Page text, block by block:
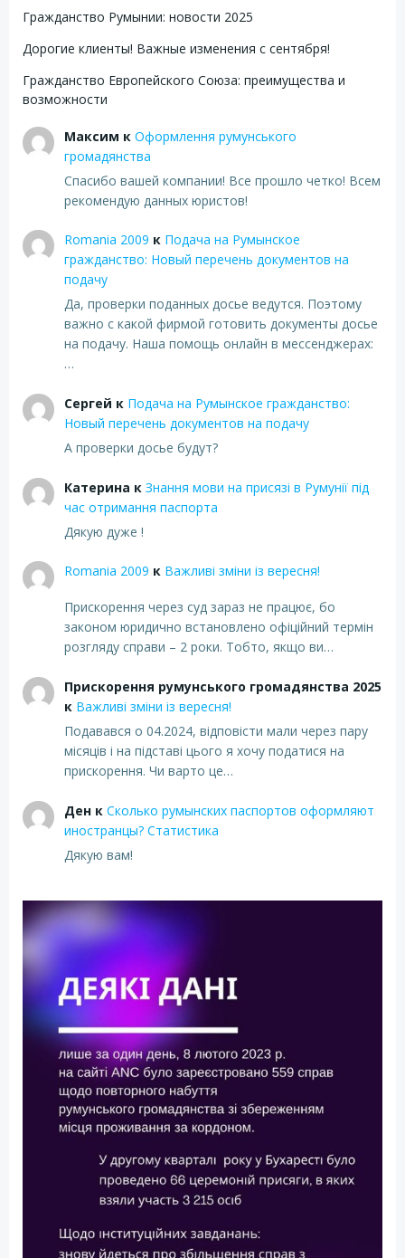
Гражданство Румынии: новости 2025
Дорогие клиенты! Важные изменения с сентября!
Гражданство Европейского Союза: преимущества и
возможности
Максим к Оформлення румунського
громадянства
Спасибо вашей компании! Все прошло четко! Всем
рекомендую данных юристов!
Romania 2009 к Подача на Румынское
гражданство: Новый перечень документов на
подачу
Да, проверки поданных досье ведутся. Поэтому
важно с какой фирмой готовить документы досье
на подачу. Наша помощь онлайн в мессенджерах:
…
Сергей к Подача на Румынское гражданство:
Новый перечень документов на подачу
А проверки досье будут?
Катерина к Знання мови на присязі в Румунії під
час отримання паспорта
Дякую дуже !
Romania 2009 к Важливі зміни із вересня!
Прискорення через суд зараз не працює, бо
законом юридично встановлено офіційний термін
розгляду справи – 2 роки. Тобто, якщо ви…
Прискорення румунського громадянства 2025
к Важливі зміни із вересня!
Подавався о 04.2024, відповісти мали через пару
місяців і на підставі цього я хочу податися на
прискорення. Чи варто це…
Денк Сколько румынских паспортов оформляют
иностранцы? Статистика
Дякую вам!